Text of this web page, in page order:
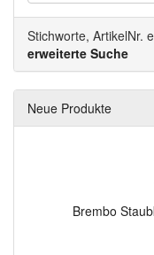
Stichworte, ArtikelNr.
erweiterte Suche
Neue Produkte
Brembo